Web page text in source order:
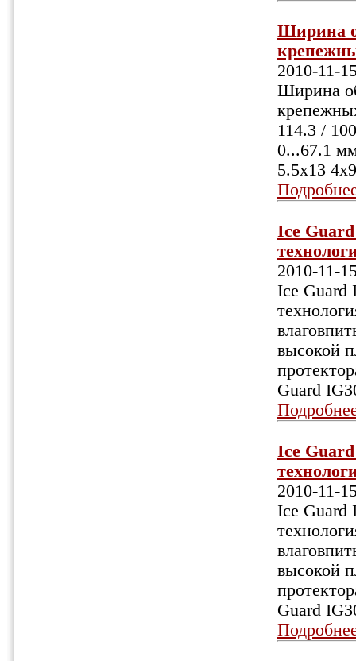
Ширина
2010-11-
Ширина
114.3 /
0...67.1
5.5x13
Ice
2010-11-
Ice Guard
высокой
Guard
Ice
2010-11-
Ice Guard
высокой
Guard